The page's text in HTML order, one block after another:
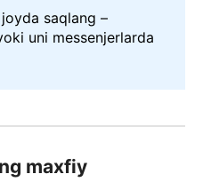
saqlang –
uni messenjerlarda
maxfiy